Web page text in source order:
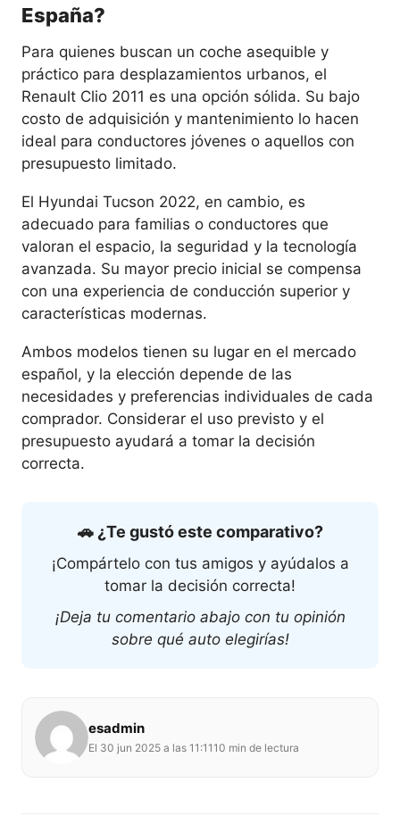
España?
Para quienes buscan un coche asequible y
práctico para desplazamientos urbanos, el
Renault Clio 2011 es una opción sólida. Su bajo
costo de adquisición y mantenimiento lo hacen
ideal para conductores jóvenes o aquellos con
presupuesto limitado.
El Hyundai Tucson 2022, en cambio, es
adecuado para familias o conductores que
valoran el espacio, la seguridad y la tecnología
avanzada. Su mayor precio inicial se compensa
con una experiencia de conducción superior y
características modernas.
Ambos modelos tienen su lugar en el mercado
español, y la elección depende de las
necesidades y preferencias individuales de cada
comprador. Considerar el uso previsto y el
presupuesto ayudará a tomar la decisión
correcta.
🚗 ¿Te gustó este comparativo?
¡Compártelo con tus amigos y ayúdalos a
tomar la decisión correcta!
¡Deja tu comentario abajo con tu opinión
sobre qué auto elegirías!
esadmin
El 30 jun 2025 a las 11:1110 min de lectura